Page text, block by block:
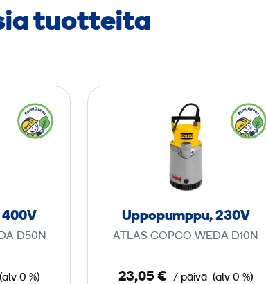
tuotteita
D50N
(alv 0 %)
p
p
o
u
p
Uppopumppu, 230V
ATLAS COPCO WEDA D10N
23,05 € / päivä (alv 0 %)